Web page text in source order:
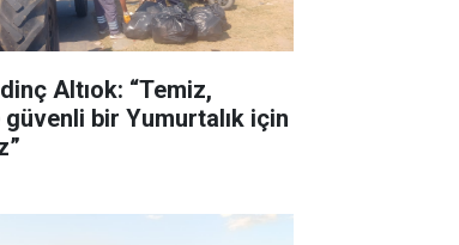
Altıok: “Temiz,
güvenli bir Yumurtalık için